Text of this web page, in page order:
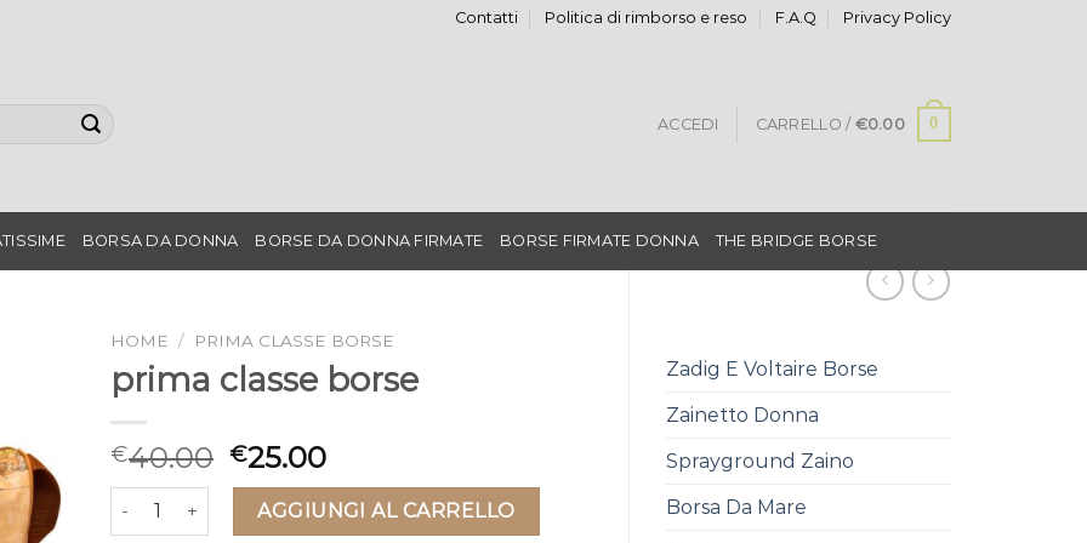
Contatti Politica di rimborso e reso F.A.Q Privacy Policy
ACCEDI CARRELLO / €0.00 0
BORSA DA DONNA BORSE DA DONNA FIRMATE BORSE FIRMATE DONNA THE BRIDGE BORSE
Zadig E Voltaire Borse
Zainetto Donna
Sprayground Zaino
Borsa Da Mare
HOME / PRIMA CLASSE BORSE
prima classe borse
€40.00 €25.00
prima classe borse quantitàAGGIUNGI AL CARRELLO